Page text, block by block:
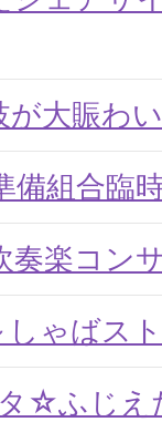
が大賑わ
備組合臨
奏楽コン
しゃばス
タ☆ふじ